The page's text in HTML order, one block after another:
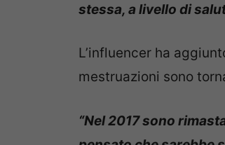
stessa, a livello di
L’influencer ha
mestruazioni sono
“Nel 2017 sono